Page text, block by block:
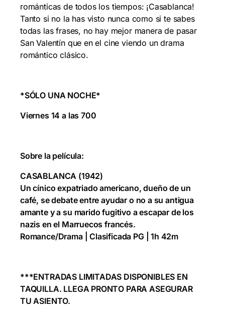
románticas de todos los tiempos: ¡Casablanca!
Tanto si no la has visto nunca como si te sabes
todas las frases, no hay mejor manera de pasar
San Valentín que en el cine viendo un drama
romántico clásico.
*SÓLO UNA NOCHE*
Viernes 14 a las 700
Sobre la película:
CASABLANCA (1942)
Un cínico expatriado americano, dueño de un
café, se debate entre ayudar o no a su antigua
amante y a su marido fugitivo a escapar de los
nazis en el Marruecos francés.
Romance/Drama | Clasificada PG | 1h 42m
***ENTRADAS LIMITADAS DISPONIBLES EN
TAQUILLA. LLEGA PRONTO PARA ASEGURAR
TU ASIENTO.